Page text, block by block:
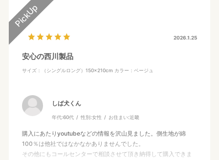
2026.1.25
安心の西川製品
サイズ：（シングルロング）150×210cm カラー：ベージュ
しば犬くん
年代:60代 性別:女性 お住まい:近畿
購入にあたりyoutubeなどの情報を沢山見ました。側生地が綿
100％は他社ではなかなかありませんでした。
その他にもコールセンターで相談させて頂き納得して購入できま